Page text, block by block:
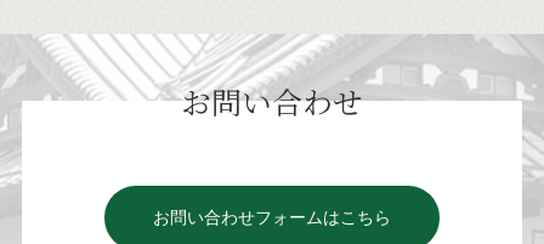
お問い合わせ
お問い合わせフォームはこちら